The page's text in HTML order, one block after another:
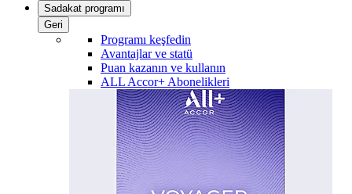
Sadakat programı
Geri
Programı keşfedin
Avantajlar ve statü
Puan kazanın ve kullanın
ALL Accor+ Abonelikleri